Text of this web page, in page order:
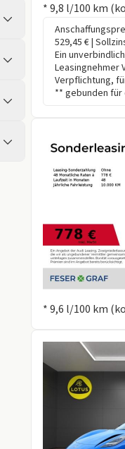
* 9,8 l/100 km
529,45 € |
Ein
Leasingnehmer
Verpflichtung,
** gebunden
* 9,6 l/100 km